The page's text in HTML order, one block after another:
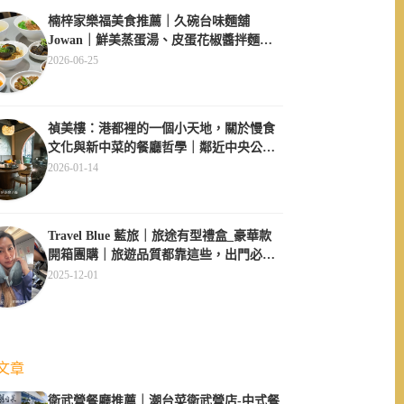
楠梓家樂福美食推薦｜久碗台味麵舖
Jowan｜鮮美蒸蛋湯、皮蛋花椒醬拌麵必
點、午間用餐不休息超方便
2026-06-25
禎美樓：港都裡的一個小天地，關於慢食
文化與新中菜的餐廳哲學｜鄰近中央公
園、大同醫院
2026-01-14
Travel Blue 藍旅｜旅途有型禮盒_豪華款
開箱團購｜旅遊品質都靠這些，出門必備
四件套
2025-12-01
章
衛武營餐廳推薦｜潮台菜衛武營店-中式餐